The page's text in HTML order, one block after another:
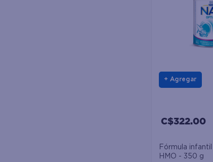
Agregar
C$322.00
Fórmula
HMO - 350 g